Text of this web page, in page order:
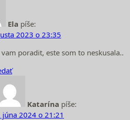
Ela píše:
2023 o 23:35
poradit, este som to neskusala..
Katarína píše:
júna 2024 o 21:21